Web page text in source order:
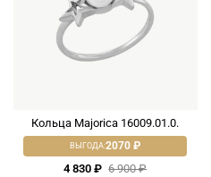
Кольца Majorica 16009.01.0.
4 830 ₽ 6 900 ₽
ВЫГОДА:2070 ₽